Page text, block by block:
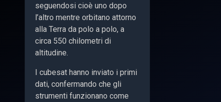
seguendosi cioè uno dopo
l’altro mentre orbitano attorno
alla Terra da polo a polo, a
circa 550 chilometri di
altitudine.
I cubesat hanno inviato i primi
dati, confermando che gli
strumenti funzionano come